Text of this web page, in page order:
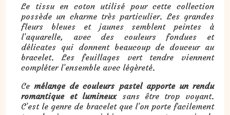
Le tissu en coton utilisé pour cette collection
possède un charme très particulier. Les grandes
fleurs bleues et jaunes semblent peintes à
l’aquarelle, avec des couleurs fondues et
délicates qui donnent beaucoup de douceur au
bracelet. Les feuillages vert tendre viennent
compléter l’ensemble avec légèreté.
Cemélange de couleurs pastel apporte un rendu
romantique et lumineuxsans être trop voyant.
C’est le genre de bracelet que l’on porte facilement